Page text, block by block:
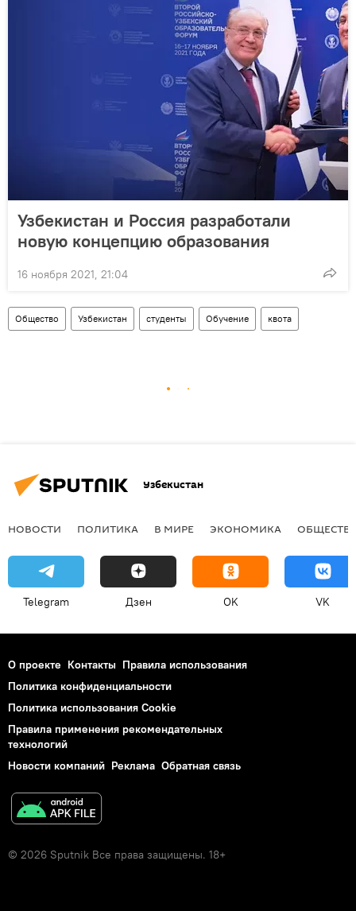
Узбекистан и Россия разработали
новую концепцию образования
16 ноября 2021, 21:04
Общество Узбекистан студенты Обучение квота
Узбекистан
НОВОСТИ ПОЛИТИКА В МИРЕ ЭКОНОМИКА
Telegram Дзен OK VK
О проекте Контакты Правила использования
Политика конфиденциальности
Политика использования Cookie
Правила применения рекомендательных
технологий
Новости компаний Реклама Обратная связь
© 2026 Sputnik Все права защищены. 18+